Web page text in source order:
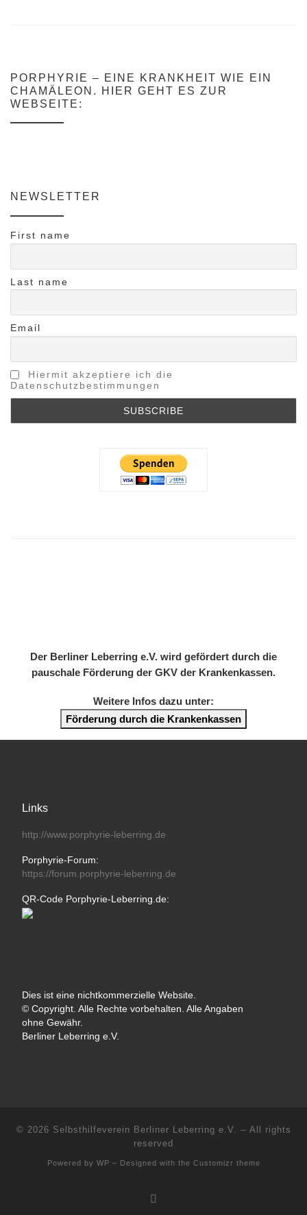
PORPHYRIE – EINE KRANKHEIT WIE EIN
CHAMÄLEON. HIER GEHT ES ZUR
WEBSEITE:
NEWSLETTER
First name
Last name
Email
Hiermit akzeptiere ich die
Datenschutzbestimmungen
Der Berliner Leberring e.V. wird gefördert durch die
pauschale Förderung der GKV der Krankenkassen.
Weitere Infos dazu unter:
Förderung durch die Krankenkassen
Links
http://www.porphyrie-leberring.de
Porphyrie-Forum:
https://forum.porphyrie-leberring.de
QR-Code Porphyrie-Leberring.de:
Dies ist eine nichtkommerzielle Website.
© Copyright. Alle Rechte vorbehalten. Alle Angaben
ohne Gewähr.
Berliner Leberring e.V.
© 2026 Selbsthilfeverein Berliner Leberring e.V. – All rights
reserved
Powered by WP – Designed with the Customizr theme